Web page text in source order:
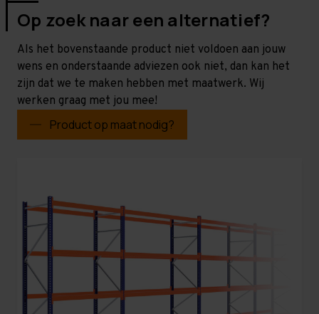
Op zoek naar een alternatief?
Als het bovenstaande product niet voldoen aan jouw
wens en onderstaande adviezen ook niet, dan kan het
zijn dat we te maken hebben met maatwerk. Wij
werken graag met jou mee!
Product op maat nodig?